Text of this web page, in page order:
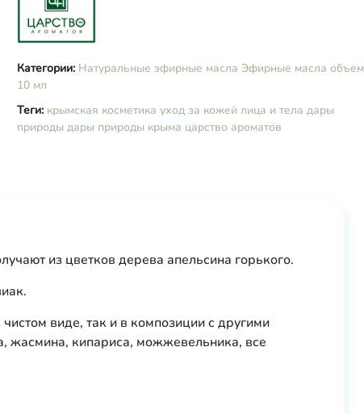
Категории: Натуральные эфирные масла Эфирные масла объем
10 мл
Теги: крымская косметика уход за кожей лица и тела дары
природы дары природы крыма царство ароматов
из цветков дерева апельсина горького.
виде, так и в композиции с другими
жасмина, кипариса, можжевельника, все